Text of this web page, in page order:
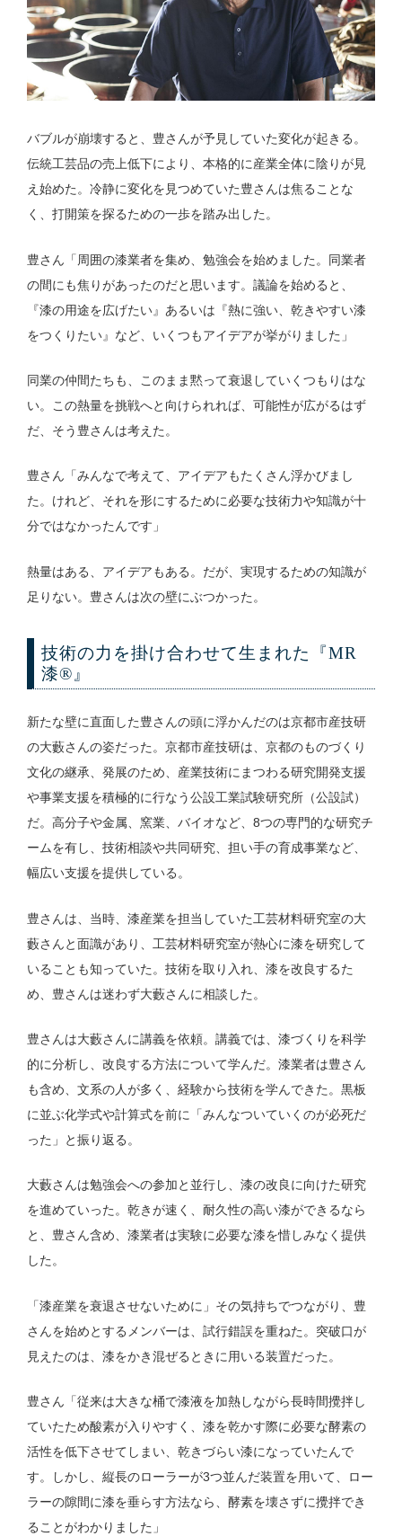
バブルが崩壊すると、豊さんが予見していた変化が起きる。
伝統工芸品の売上低下により、本格的に産業全体に陰りが見
え始めた。冷静に変化を見つめていた豊さんは焦ることな
く、打開策を探るための一歩を踏み出した。
豊さん「周囲の漆業者を集め、勉強会を始めました。同業者
の間にも焦りがあったのだと思います。議論を始めると、
『漆の用途を広げたい』あるいは『熱に強い、乾きやすい漆
をつくりたい』など、いくつもアイデアが挙がりました」
同業の仲間たちも、このまま黙って衰退していくつもりはな
い。この熱量を挑戦へと向けられれば、可能性が広がるはず
だ、そう豊さんは考えた。
豊さん「みんなで考えて、アイデアもたくさん浮かびまし
た。けれど、それを形にするために必要な技術力や知識が十
分ではなかったんです」
熱量はある、アイデアもある。だが、実現するための知識が
足りない。豊さんは次の壁にぶつかった。
技術の力を掛け合わせて生まれた『MR
漆® 』
新たな壁に直面した豊さんの頭に浮かんだのは京都市産技研
の大藪さんの姿だった。京都市産技研は、京都のものづくり
文化の継承、発展のため、産業技術にまつわる研究開発支援
や事業支援を積極的に行なう公設工業試験研究所（公設試）
だ。高分子や金属、窯業、バイオなど、8つの専門的な研究チ
ームを有し、技術相談や共同研究、担い手の育成事業など、
幅広い支援を提供している。
豊さんは、当時、漆産業を担当していた工芸材料研究室の大
藪さんと面識があり、工芸材料研究室が熱心に漆を研究して
いることも知っていた。技術を取り入れ、漆を改良するた
め、豊さんは迷わず大藪さんに相談した。
豊さんは大藪さんに講義を依頼。講義では、漆づくりを科学
的に分析し、改良する方法について学んだ。漆業者は豊さん
も含め、文系の人が多く、経験から技術を学んできた。黒板
に並ぶ化学式や計算式を前に「みんなついていくのが必死だ
った」と振り返る。
大藪さんは勉強会への参加と並行し、漆の改良に向けた研究
を進めていった。乾きが速く、耐久性の高い漆ができるなら
と、豊さん含め、漆業者は実験に必要な漆を惜しみなく提供
した。
「漆産業を衰退させないために」その気持ちでつながり、豊
さんを始めとするメンバーは、試行錯誤を重ねた。突破口が
見えたのは、漆をかき混ぜるときに用いる装置だった。
豊さん「従来は大きな桶で漆液を加熱しながら長時間攪拌し
ていたため酸素が入りやすく、漆を乾かす際に必要な酵素の
活性を低下させてしまい、乾きづらい漆になっていたんで
す。しかし、縦長のローラーが3つ並んだ装置を用いて、ロー
ラーの隙間に漆を垂らす方法なら、酵素を壊さずに攪拌でき
ることがわかりました」